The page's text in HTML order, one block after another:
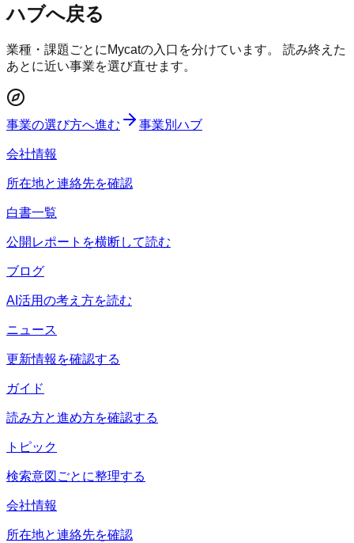
ハブへ戻る
業種・課題ごとにMycatの入口を分けています。 読み終えた
あとに近い事業を選び直せます。
事業の選び方へ進む 事業別ハブ
会社情報
所在地と連絡先を確認
白書一覧
公開レポートを横断して読む
ブログ
AI活用の考え方を読む
ニュース
更新情報を確認する
ガイド
読み方と進め方を確認する
トピック
検索意図ごとに整理する
会社情報
所在地と連絡先を確認